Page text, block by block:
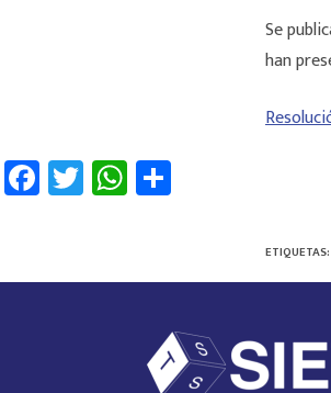
Se
han
Fa
ce
o
T
wi
er
W
h
sAp
ar
tir
ETIQUETAS: